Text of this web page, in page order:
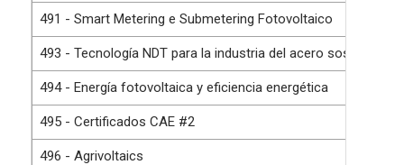
491 - Smart Metering e Submetering Fotovoltaico
493 - Tecnología NDT para la industria del acero sostenible
494 - Energía fotovoltaica y eficiencia energética
495 - Certificados CAE #2
496 - Agrivoltaics